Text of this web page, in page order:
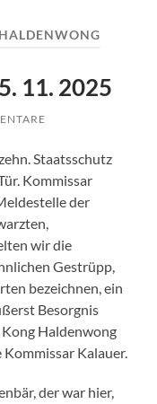
11. 2025
Staatsschutz
Kommissar
der
wir die
Gestrüpp,
bezeichnen, ein
Besorgnis
Haldenwong
Kommissar Kalauer.
der war hier,